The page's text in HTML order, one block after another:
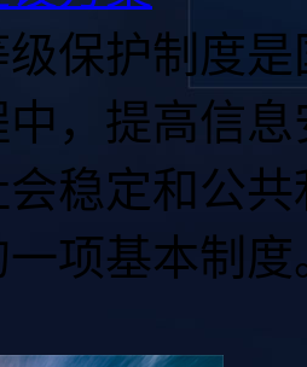
保护制度
，提高信
稳定和公
项基本制度